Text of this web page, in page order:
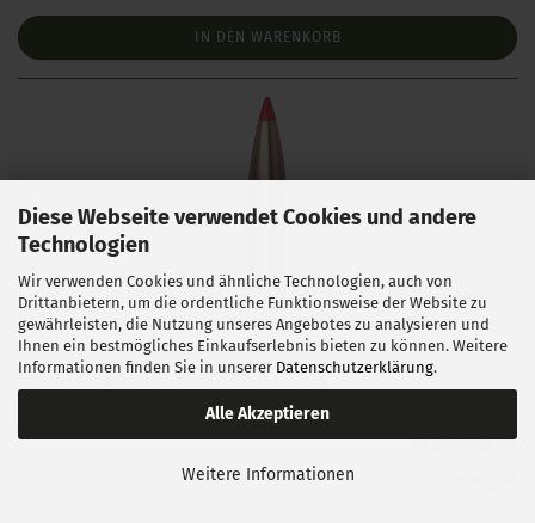
Diese Webseite verwendet Cookies und andere
Technologien
Wir verwenden Cookies und ähnliche Technologien, auch von
Drittanbietern, um die ordentliche Funktionsweise der Website zu
gewährleisten, die Nutzung unseres Angebotes zu analysieren und
Ihnen ein bestmögliches Einkaufserlebnis bieten zu können. Weitere
Informationen finden Sie in unserer Datenschutzerklärung.
Alle Akzeptieren
Weitere Informationen
IN DEN WARENKORB
Hornady .243 ELD Match 108 gr 100 Stück